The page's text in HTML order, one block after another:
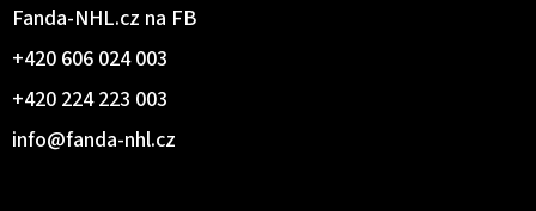
info@fanda-nhl.cz
+420 224 223 003
+420 606 024 003
Fanda-NHL.cz na FB